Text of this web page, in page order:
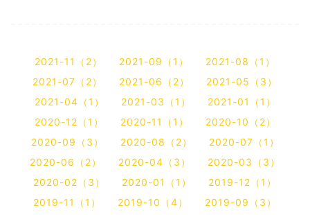
2021-11（2） 2021-09（1）
2021-08（1）
2021-07（2）
2021-06（2）
2021-05（3）
2021-04（1）
2021-03（1）
2021-01（1）
2020-12（1）
2020-11（1）
2020-10（2）
2020-09（3）
2020-08（2）
2020-07（1）
2020-06（2）
2020-04（3）
2020-03（3）
2020-02（3）
2020-01（1）
2019-12（1）
2019-11（1）
2019-10（4）
2019-09（3）